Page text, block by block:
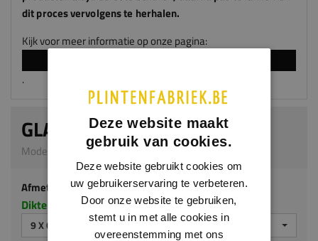
dit proces vervolgens te herhalen.
Kijk voor meer informatie op onze pagina:
.
GLADDE PLINT
Model 0101 | 9 x 60 mm | MDF v313
Afmeting
Dikte x hoogte in millimeters
9 X 60 MM
Deze website maakt
gebruik van cookies.
Deze website gebruikt cookies om
uw gebruikerservaring te verbeteren.
Door onze website te gebruiken,
stemt u in met alle cookies in
overeenstemming met ons